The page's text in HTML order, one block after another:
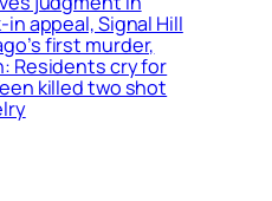
appeal, Signal Hill
first murder,
Residents cry for
killed two shot